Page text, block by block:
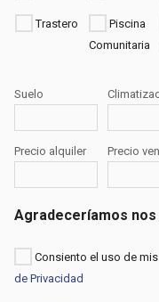
Trastero
Piscina
Comunitaria
Suelo
Precio alquiler Precio
Agradeceríamos
Consiento el uso de
de Privacidad